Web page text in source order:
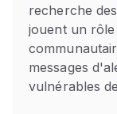
recherche
jouent un
messages
vulnérables